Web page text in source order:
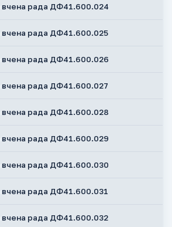
вчена рада ДФ41.600.024
вчена рада ДФ41.600.025
вчена рада ДФ41.600.026
вчена рада ДФ41.600.027
вчена рада ДФ41.600.028
вчена рада ДФ41.600.029
вчена рада ДФ41.600.030
вчена рада ДФ41.600.031
вчена рада ДФ41.600.032